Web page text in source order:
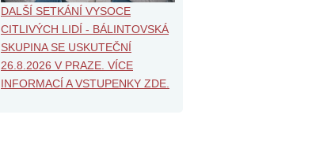
DALŠÍ SETKÁNÍ VYSOCE
CITLIVÝCH LIDÍ - BÁLINTOVSKÁ
SKUPINA SE USKUTEČNÍ
26.8.2026 V PRAZE. VÍCE
INFORMACÍ A VSTUPENKY ZDE.